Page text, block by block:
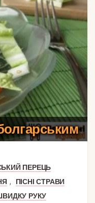
ПЕРЕЦЬ
,
ПІСНІ СТРАВИ
РУКУ